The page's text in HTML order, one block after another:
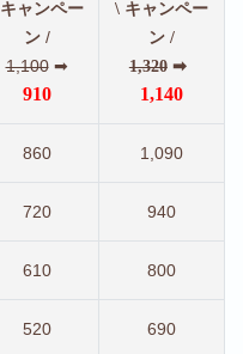
キャンペー
ン/
1,100➡
910
\ キャンペー
ン /
1,320➡
1,140
860 1,090
720 940
610 800
520 690